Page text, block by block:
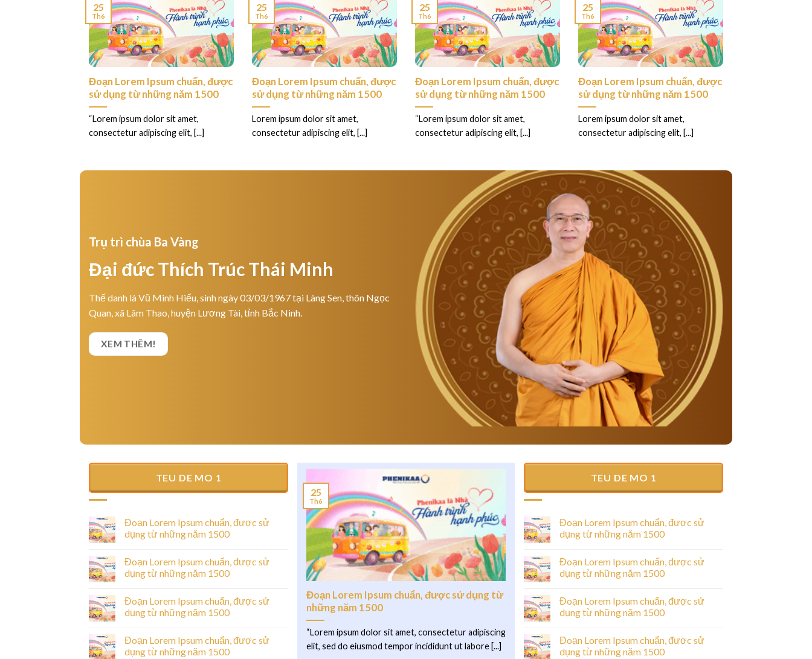
Đoạn Lorem Ipsum chuẩn, được
sử dụng từ những năm 1500
“Lorem ipsum dolor sit amet,
consectetur adipiscing elit, [...]
25
Th6
Đoạn Lorem Ipsum chuẩn, được
sử dụng từ những năm 1500
Lorem ipsum dolor sit amet,
consectetur adipiscing elit, [...]
25
Th6
Đoạn Lorem Ipsum chuẩn, được
sử dụng từ những năm 1500
“Lorem ipsum dolor sit amet,
consectetur adipiscing elit, [...]
25
Th6
Đoạn Lorem Ipsum chuẩn, được
sử dụng từ những năm 1500
Lorem ipsum dolor sit amet,
consectetur adipiscing elit, [...]
25
Th6
Trụ trì chùa Ba Vàng
Đại đức Thích Trúc Thái Minh
Thế danh là Vũ Minh Hiếu, sinh ngày 03/03/1967 tại Làng Sen, thôn Ngọc
Quan, xã Lâm Thao, huyện Lương Tài, tỉnh Bắc Ninh.
XEM THÊM!
TEU DE MO 1
Đoạn Lorem Ipsum chuẩn, được sử
dụng từ những năm 1500
Đoạn Lorem Ipsum chuẩn, được sử
dụng từ những năm 1500
Đoạn Lorem Ipsum chuẩn, được sử
dụng từ những năm 1500
Đoạn Lorem Ipsum chuẩn, được sử
dụng từ những năm 1500
Đoạn Lorem Ipsum chuẩn, được sử dụng từ
những năm 1500
“Lorem ipsum dolor sit amet, consectetur adipiscing
elit, sed do eiusmod tempor incididunt ut labore [...]
25
Th6
Welcome to WordPress. This is your first post.
Edit or delete it, then start writing!
TEU DE MO 1
Đoạn Lorem Ipsum chuẩn, được sử
dụng từ những năm 1500
Đoạn Lorem Ipsum chuẩn, được sử
dụng từ những năm 1500
Đoạn Lorem Ipsum chuẩn, được sử
dụng từ những năm 1500
Đoạn Lorem Ipsum chuẩn, được sử
dụng từ những năm 1500